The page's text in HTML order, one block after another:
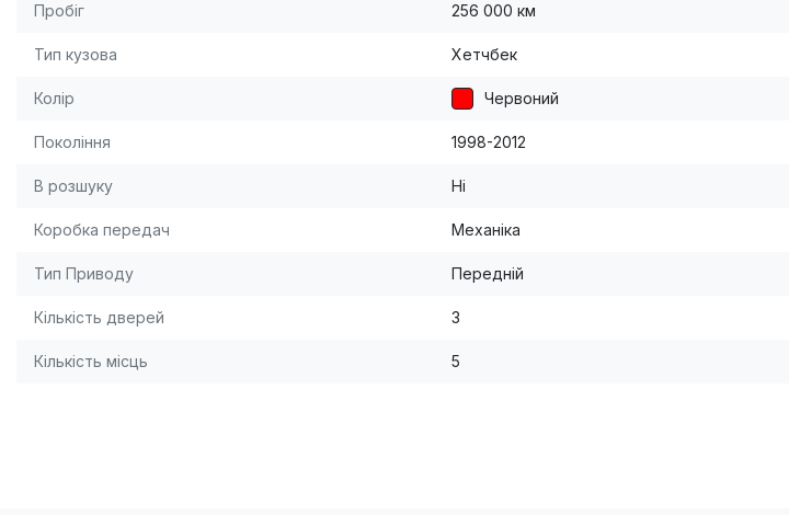
Пробіг 256 000 км
Тип кузова Хетчбек
Колір Червоний
Покоління 1998-2012
В розшуку Ні
Коробка передач Механіка
Тип Приводу Передній
Кількість дверей 3
Кількість місць 5